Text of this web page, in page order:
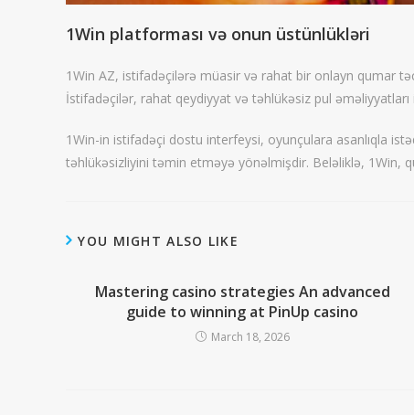
1Win platforması və onun üstünlükləri
1Win AZ, istifadəçilərə müasir və rahat bir onlayn qumar
İstifadəçilər, rahat qeydiyyat və təhlükəsiz pul
1Win-in istifadəçi dostu interfeysi, oyunçulara asanlıqla
təhlükəsizliyini təmin etməyə yönəlmişdir. Beləliklə, 1Win,
YOU MIGHT ALSO LIKE
Mastering casino strategies An advanced
guide to winning at PinUp casino
March 18, 2026